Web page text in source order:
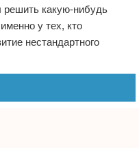
решить какую-нибудь
у тех, кто
нестандартного